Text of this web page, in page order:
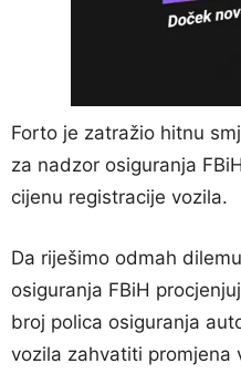
Forto je zatražio hitnu
za nadzor osiguranja
cijenu registracije vozila.
Da riješimo odmah
osiguranja FBiH
broj polica osiguranja
vozila zahvatiti promjena